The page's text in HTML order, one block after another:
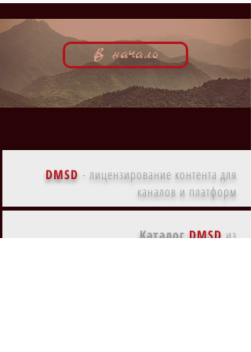
В начало
DMSD - лицензирование контента для
каналов и платформ
КаталогDMSDиз